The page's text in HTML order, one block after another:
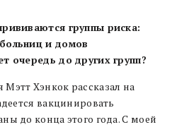
группы риска:
и домов
очередь до других групп?
Хэнкок рассказал на
вакцинировать
до конца этого года. С моей